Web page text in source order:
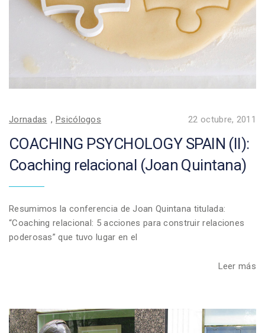
Jornadas ,Psicólogos 22 octubre, 2011
COACHING PSYCHOLOGY SPAIN (II):
Coaching relacional (Joan Quintana)
Resumimos la conferencia de Joan Quintana titulada:
“Coaching relacional: 5 acciones para construir relaciones
poderosas” que tuvo lugar en el
Leer más